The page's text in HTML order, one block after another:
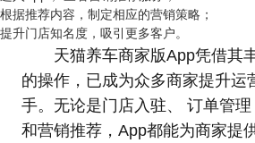
根据推荐内容，制定相应的营销策略；
提升门店知名度，吸引更多客户。
天猫养车商家版App凭借其
的操作，已成为众多商家提升运
手。无论是门店入驻、 订单管
和营销推荐，App都能为商家提